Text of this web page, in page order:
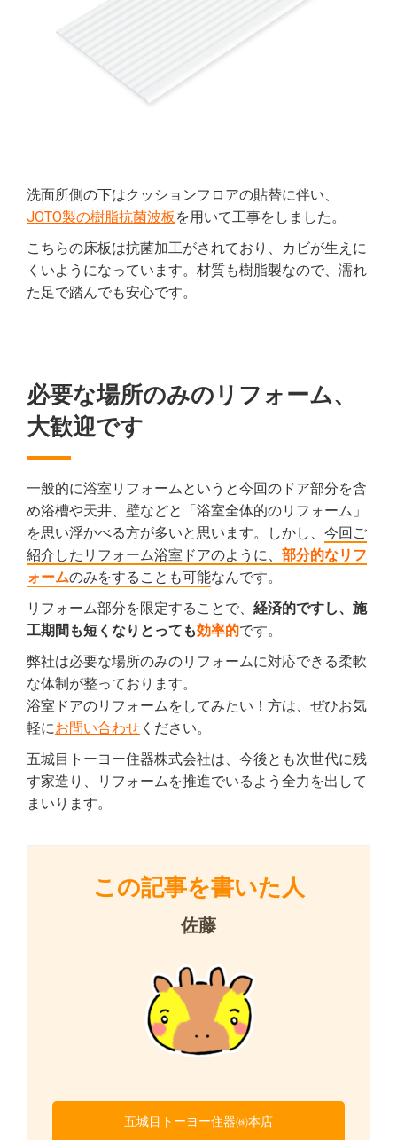
洗面所側の下はクッションフロアの貼替に伴い、
JOTO製の樹脂抗菌波板 を用いて工事をしました。
こちらの床板は抗菌加工がされており、カビが生えに
くいようになっています。材質も樹脂製なので、濡れ
た足で踏んでも安心です。
必要な場所のみのリフォーム、
大歓迎です
一般的に浴室リフォームというと今回のドア部分を含
め浴槽や天井、壁などと「浴室全体的のリフォーム」
を思い浮かべる方が多いと思います。しかし、 今回ご
紹介したリフォーム浴室ドアのように、 部分的なリフ
ォームのみをすることも可能なんです。
リフォーム部分を限定することで、 経済的ですし、施
工期間も短くなりとっても効率的です。
弊社は必要な場所のみのリフォームに対応できる柔軟
な体制が整っております。
浴室ドアのリフォームをしてみたい！方は、ぜひお気
軽にお問い合わせ ください。
五城目トーヨー住器株式会社は、今後とも次世代に残
す家造り、リフォームを推進でいるよう全力を出して
まいります。
この記事を書いた人
佐藤
五城目トーヨー住器㈱本店